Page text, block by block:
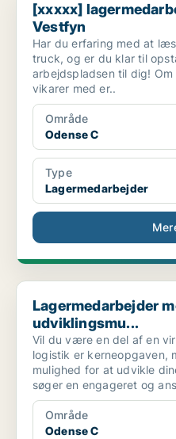
[xxxxx]
Vestfyn
Har du erfaring med at
truck, og er du klar til
arbejdspladsen til dig!
vikarer med er..
Område
Odense C
Type
Lagermedarbejder
Lagermedarbejder med
Lagermedarbejder
udviklingsmu...
Vil du være en del af en
logistik er kerneopgaven,
mulighed for at udvikle
søger en engageret og
Område
Odense C